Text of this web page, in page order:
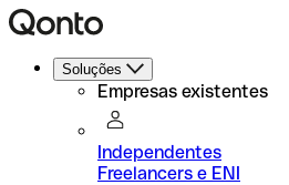
Soluções
Empresas existentes
Independentes
Freelancers e ENI